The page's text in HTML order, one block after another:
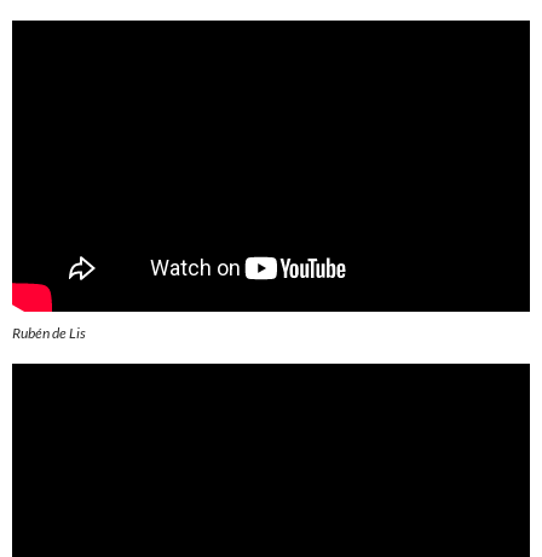
Rubén de Lis